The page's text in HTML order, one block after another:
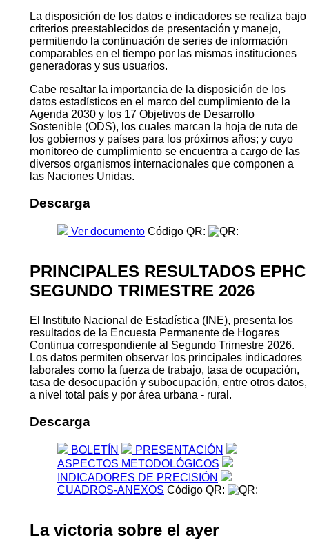
La disposición de los datos e indicadores se realiza bajo
criterios preestablecidos de presentación y manejo,
permitiendo la continuación de series de información
comparables en el tiempo por las mismas instituciones
generadoras y sus usuarios.
Cabe resaltar la importancia de la disposición de los
datos estadísticos en el marco del cumplimiento de la
Agenda 2030 y los 17 Objetivos de Desarrollo
Sostenible (ODS), los cuales marcan la hoja de ruta de
los gobiernos y países para los próximos años; y cuyo
monitoreo de cumplimiento se encuentra a cargo de las
diversos organismos internacionales que componen a
las Naciones Unidas.
Descarga
Ver documento Código QR:
PRINCIPALES RESULTADOS EPHC
SEGUNDO TRIMESTRE 2026
El Instituto Nacional de Estadística (INE), presenta los
resultados de la Encuesta Permanente de Hogares
Continua correspondiente al Segundo Trimestre 2026.
Los datos permiten observar los principales indicadores
laborales como la fuerza de trabajo, tasa de ocupación,
tasa de desocupación y subocupación, entre otros datos,
a nivel total país y por área urbana - rural.
Descarga
BOLETÍN
PRESENTACIÓN
ASPECTOS METODOLÓGICOS
INDICADORES DE PRECISIÓN
CUADROS-ANEXOS Código QR:
La victoria sobre el ayer